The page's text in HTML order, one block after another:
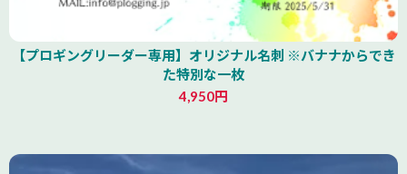
【プロギングリーダー専用】オリジナル名刺 ※バナナからでき
た特別な一枚
4,950円